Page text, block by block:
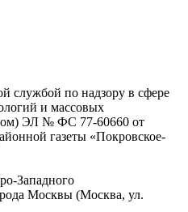
службой по надзору в сфере
и массовых
ЭЛ № ФС 77-60660 от
газеты «Покровское-
Западного
Москвы (Москва, ул.